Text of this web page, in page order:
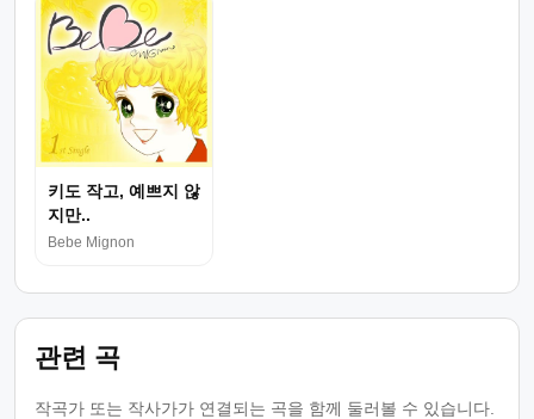
키도 작고, 예쁘지 않
지만..
Bebe Mignon
관련 곡
작곡가 또는 작사가가 연결되는 곡을 함께 둘러볼 수 있습니다.